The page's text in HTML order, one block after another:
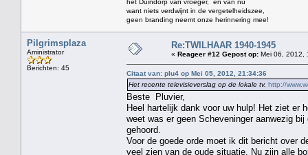
het Duindorp van vroeger, én van nu
want niets verdwijnt in de vergetelheidszee,
geen branding neemt onze herinnering mee!
Pilgrimsplaza
Aministrator
Berichten: 45
Re:TWILHAAR 1940-1945
« Reageer #12 Gepost op: Mei 06, 2012,
Citaat van: plu4 op Mei 05, 2012, 21:34:36
Het recente televisieverslag op de lokale tv. http://
Beste Pluvier,
Heel hartelijk dank voor uw hulp! Het ziet er
weet was er geen Scheveninger aanwezig
gehoord.
Voor de goede orde moet ik dit bericht over
veel zien van de oude situatie. Nu zijn alle